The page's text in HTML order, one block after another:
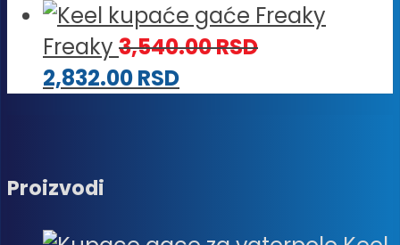
Freaky 3,540.00RSD
2,832.00RSD
Proizvodi